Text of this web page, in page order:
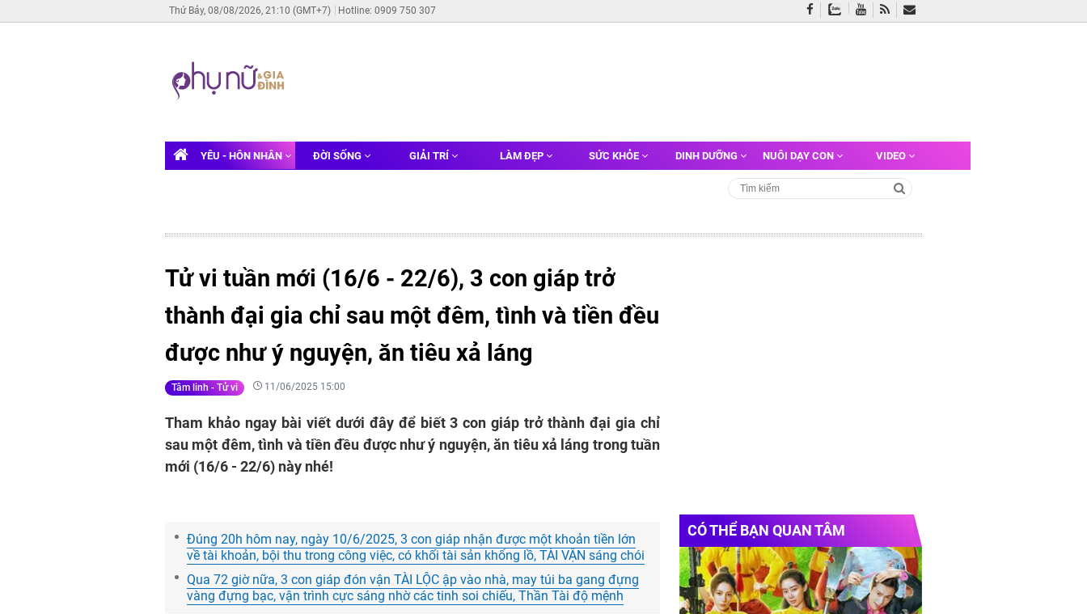
Thứ Bảy, 08/08/2026, 21:10 (GMT+7) Hotline: 0909 750 307
YÊU - HÔN NHÂN ĐỜI SỐNG GIẢI TRÍ LÀM ĐẸP SỨC KHỎE DINH DƯỠNG NUÔI DẠY CON VIDEO
Tử vi tuần mới (16/6 - 22/6), 3 con giáp trở
thành đại gia chỉ sau một đêm, tình và tiền đều
được như ý nguyện, ăn tiêu xả láng
Tâm linh - Tử vi 11/06/2025 15:00
Tham khảo ngay bài viết dưới đây để biết 3 con giáp trở thành đại gia chỉ
sau một đêm, tình và tiền đều được như ý nguyện, ăn tiêu xả láng trong tuần
mới (16/6 - 22/6) này nhé!
Đúng 20h hôm nay, ngày 10/6/2025, 3 con giáp nhận được một khoản tiền lớn
về tài khoản, bội thu trong công việc, có khối tài sản khổng lồ, TÀI VẬN sáng chói
Qua 72 giờ nữa, 3 con giáp đón vận TÀI LỘC ập vào nhà, may túi ba gang đựng
vàng đựng bạc, vận trình cực sáng nhờ các tinh soi chiếu, Thần Tài độ mệnh
CÓ THỂ BẠN QUAN TÂM